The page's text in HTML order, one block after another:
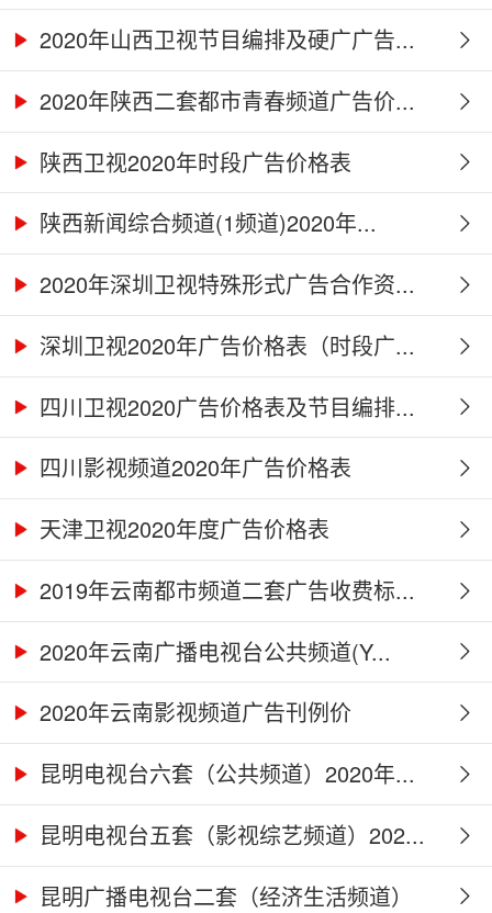
2020年山西卫视节目编排及硬广广告...
2020年陕西二套都市青春频道广告价...
陕西卫视2020年时段广告价格表
陕西新闻综合频道(1频道)2020年...
2020年深圳卫视特殊形式广告合作资...
深圳卫视2020年广告价格表（时段广...
四川卫视2020广告价格表及节目编排...
四川影视频道2020年广告价格表
天津卫视2020年度广告价格表
2019年云南都市频道二套广告收费标...
2020年云南广播电视台公共频道(Y...
2020年云南影视频道广告刊例价
昆明电视台六套（公共频道）2020年...
昆明电视台五套（影视综艺频道）202...
昆明广播电视台二套（经济生活频道）